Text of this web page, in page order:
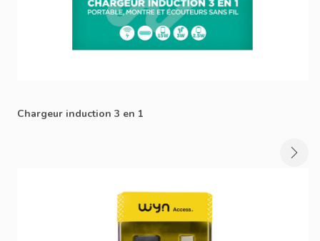
Chargeur induction 3 en 1